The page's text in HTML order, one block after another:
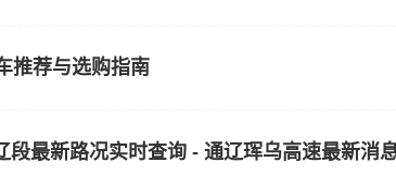
推荐与选购指南
段最新路况实时查询 - 通辽珲乌高速最新消